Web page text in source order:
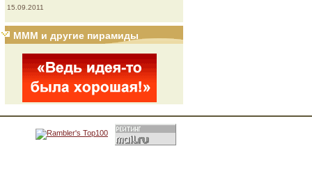
15.09.2011
МММ и другие пирамиды